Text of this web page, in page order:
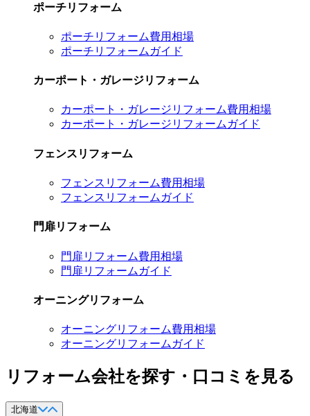
ポーチリフォーム
ポーチリフォーム費用相場
ポーチリフォームガイド
カーポート・ガレージリフォーム
カーポート・ガレージリフォーム費用相場
カーポート・ガレージリフォームガイド
フェンスリフォーム
フェンスリフォーム費用相場
フェンスリフォームガイド
門扉リフォーム
門扉リフォーム費用相場
門扉リフォームガイド
オーニングリフォーム
オーニングリフォーム費用相場
オーニングリフォームガイド
リフォーム会社を探す・口コミを見る
北海道